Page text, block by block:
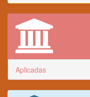
Aplicadas